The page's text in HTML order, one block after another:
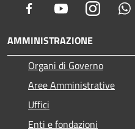
Facebook YoutubeInstagram
AMMINISTRAZIONE
Organi di Governo
Aree Amministrative
Uffici
Enti e fondazioni